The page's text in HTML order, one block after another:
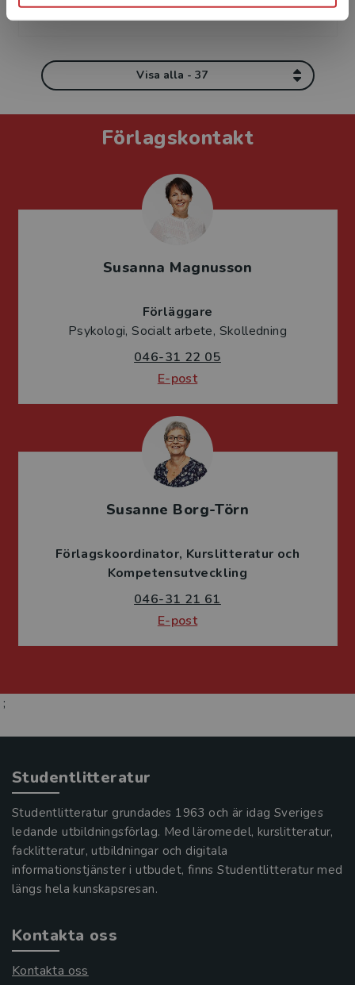
Visa alla - 37
Förlagskontakt
Susanna Magnusson
Förläggare
Psykologi, Socialt arbete, Skolledning
046-31 22 05
E-post
Susanne Borg-Törn
Förlagskoordinator Kurslitteratur och
Kompetensutveckling
046-31 21 61
E-post
;
Studentlitteratur
Studentlitteratur grundades 1963 och är idag Sveriges
ledande utbildningsförlag. Med läromedel, kurslitteratur,
facklitteratur, utbildningar och digitala
informationstjänster i utbudet, finns Studentlitteratur med
längs hela kunskapsresan.
Kontakta oss
Kontakta oss